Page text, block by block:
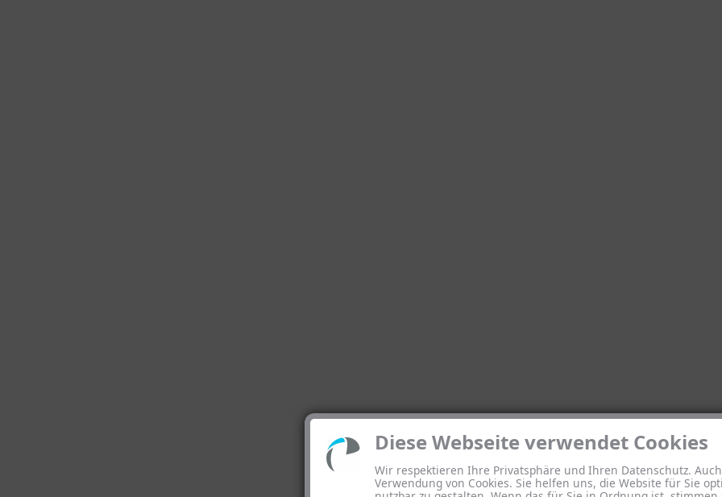
Diese Webseite verwendet Cookies
Wir respektieren Ihre Privatsphäre und Ihren Datenschutz.
Verwendung von Cookies. Sie helfen uns, die Website für Sie